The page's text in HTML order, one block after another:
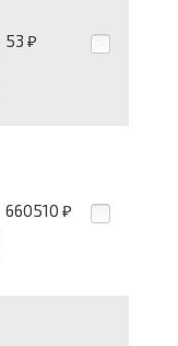
53 ₽
660510 ₽